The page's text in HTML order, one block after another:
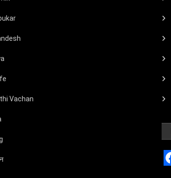
Vachan